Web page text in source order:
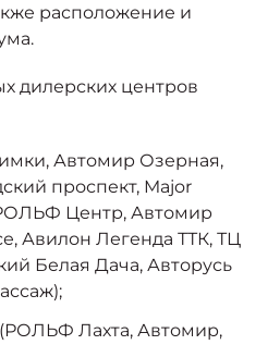
расположение и
дилерских центров
Автомир Озерная,
проспект, Major
Центр, Автомир
Авилон Легенда ТТК, ТЦ
Белая Дача, Авторусь
(РОЛЬФ Лахта, Автомир,